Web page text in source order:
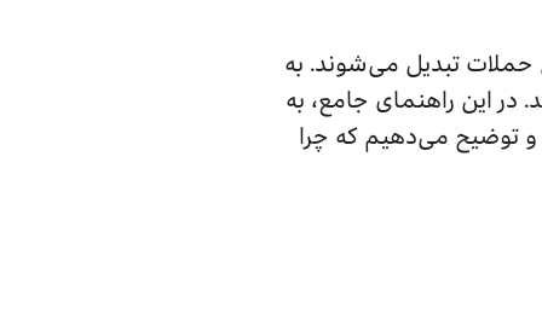
حملات تبدیل می‌شوند. به
این راهنمای جامع، به
و توضیح می‌دهیم که چرا